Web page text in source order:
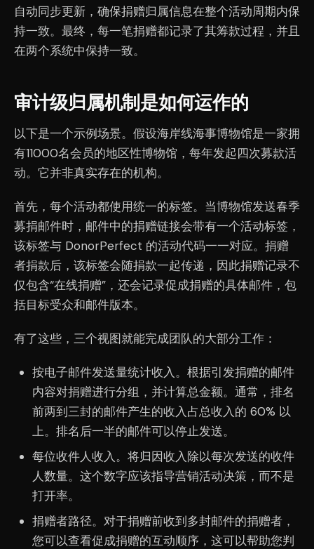
自动同步更新，确保捐赠归属信息在整个活动周期内保
持一致。最终，每一笔捐赠都记录了其筹款过程，并且
在两个系统中保持一致。
审计级归属机制是如何运作的
以下是一个示例场景。假设海岸线海事博物馆是一家拥
有11000名会员的地区性博物馆，每年发起四次募款活
动。它并非真实存在的机构。
首先，每个活动都使用统一的标签。当博物馆发送春季
募捐邮件时，邮件中的捐赠链接会带有一个活动标签，
该标签与 DonorPerfect 的活动代码一一对应。捐赠
者捐款后，该标签会随捐款一起传递，因此捐赠记录不
仅包含“在线捐赠”，还会记录促成捐赠的具体邮件，包
括目标受众和邮件版本。
有了这些，三个视图就能完成团队的大部分工作：
按电子邮件发送量统计收入。根据引发捐赠的邮件
内容对捐赠进行分组，并计算总金额。通常，排名
前两到三封的邮件产生的收入占总收入的 60% 以
上。排名后一半的邮件可以停止发送。
每位收件人收入。将归因收入除以每次发送的收件
人数量。这个数字应该指导营销活动决策，而不是
打开率。
捐赠者路径。对于捐赠前收到多封邮件的捐赠者，
您可以查看促成捐赠的互动顺序，这可以帮助您判